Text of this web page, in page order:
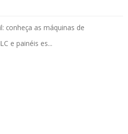
conheça as máquinas de
e painéis es...